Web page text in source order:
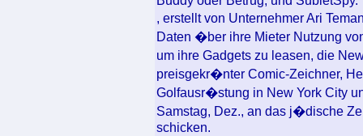
, erstellt von Unternehmer Ari
Daten �ber ihre Mieter Nutzung
um ihre Gadgets zu leasen, die
preisgekr�nter Comic-Zeichner,
Golfausr�stung in New York City
Samstag, Dez., an das j�dische
schicken.